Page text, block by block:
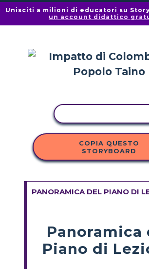
Unisciti a milioni di educatori su
un account didattico
COPIA QUESTO
STORYBOARD
PANORAMICA DEL PIANO DI
Panoramica
Piano di